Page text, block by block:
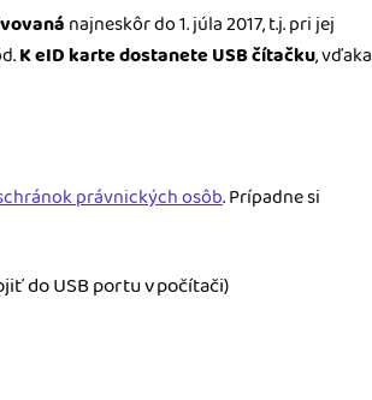
najneskôr do 1. júla 2017, t.j. pri jej
K eID karte dostanete USB čítačku, vďaka
právnických osôb. Prípadne si
do USB portu v počítači)